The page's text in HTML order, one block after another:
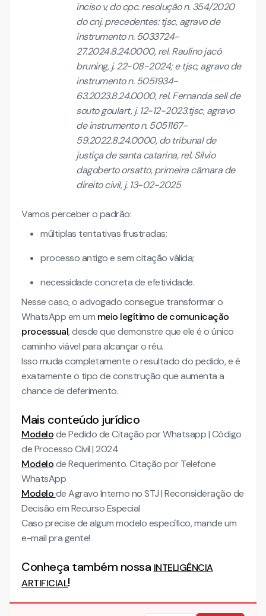
inciso v, do cpc. resolução n. 354/2020
do cnj. precedentes: tjsc, agravo de
instrumento n. 5033724-
27.2024.8.24.0000, rel. Raulino jacó
bruning, j. 22-08-2024; e tjsc, agravo de
instrumento n. 5051934-
63.2023.8.24.0000, rel. Fernanda sell de
souto goulart, j. 12-12-2023.tjsc, agravo
de instrumento n. 5051167-
59.2022.8.24.0000, do tribunal de
justiça de santa catarina, rel. Silvio
dagoberto orsatto, primeira câmara de
direito civil, j. 13-02-2025
Vamos perceber o padrão:
múltiplas tentativas frustradas;
processo antigo e sem citação válida;
necessidade concreta de efetividade.
Nesse caso, o advogado consegue transformar o
WhatsApp em um meio legítimo de comunicação
processual, desde que demonstre que ele é o único
caminho viável para alcançar o réu.
Isso muda completamente o resultado do pedido, e é
exatamente o tipo de construção que aumenta a
chance de deferimento.
Mais conteúdo jurídico
Modelode Pedido de Citação por Whatsapp | Código
de Processo Civil | 2024
Modelode Requerimento. Citação por Telefone
WhatsApp
Modelode Agravo Interno no STJ | Reconsideração de
Decisão em Recurso Especial
Caso precise de algum modelo específico, mande um
e-mail pra gente!
Conheça também nossa INTELIGÊNCIA
ARTIFICIAL!